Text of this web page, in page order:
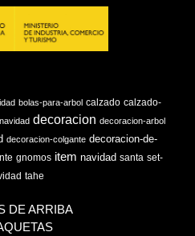
bolas-para-arbol calzado calzado-
decoracion decoracion-arbol
decoracion-colgante decoracion-de-
gnomos item navidad santa set-
tahe
DE ARRIBA